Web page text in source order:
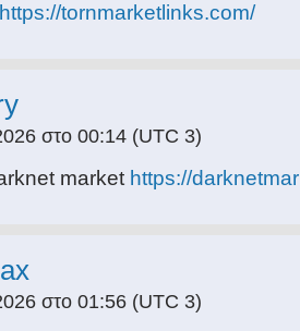
https://tornmarketlinks.com/
στο 00:14 (UTC 3)
market https://
στο 01:56 (UTC 3)